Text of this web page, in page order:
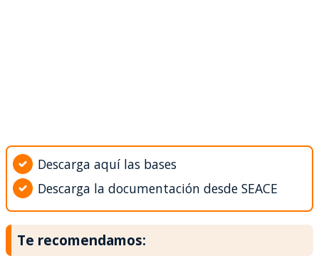
Descarga aquí las bases
Descarga la documentación desde SEACE
Te recomendamos: